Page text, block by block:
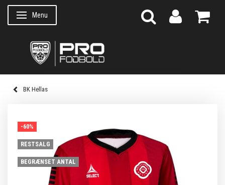
Skifte navigation
Menu
BK Hellas
-60%
RESTSALG
BEGRÆNSET ANTAL